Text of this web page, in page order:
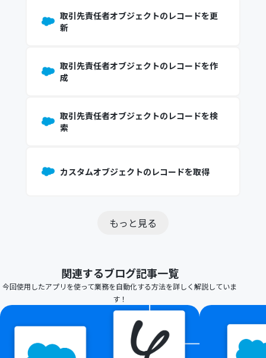
取引先責任者オブジェクトのレコードを更
新
取引先責任者オブジェクトのレコードを作
成
取引先責任者オブジェクトのレコードを検
索
カスタムオブジェクトのレコードを取得
もっと見る
関連するブログ記事一覧
今回使用したアプリを使って業務を自動化する方法を詳しく解説していま
す！